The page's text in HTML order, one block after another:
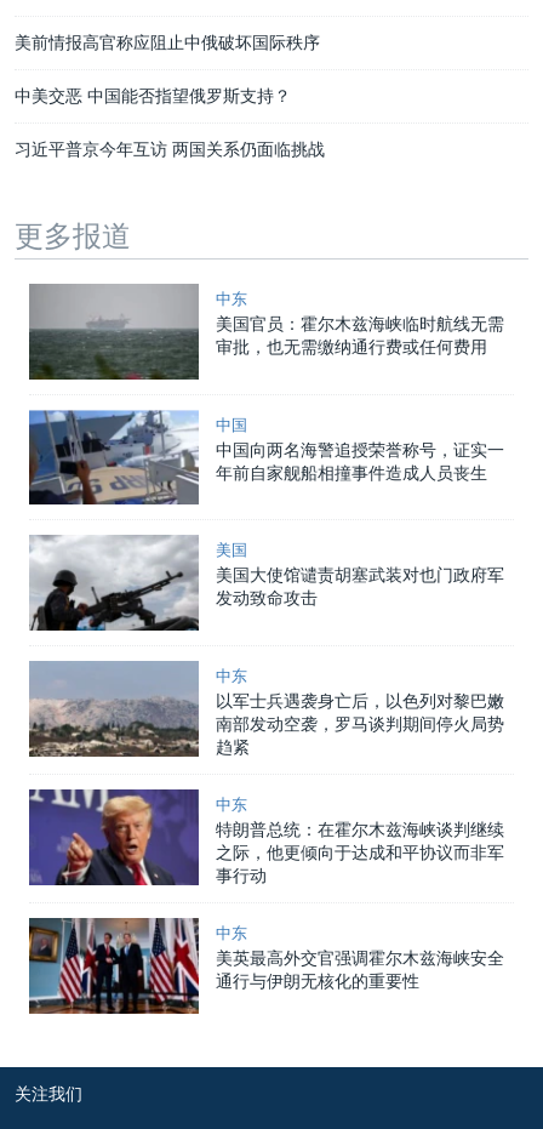
美前情报高官称应阻止中俄破坏国际秩序
中美交恶 中国能否指望俄罗斯支持？
习近平普京今年互访 两国关系仍面临挑战
更多报道
中东
美国官员：霍尔木兹海峡临时航线无需
审批，也无需缴纳通行费或任何费用
中国
中国向两名海警追授荣誉称号，证实一
年前自家舰船相撞事件造成人员丧生
美国
美国大使馆谴责胡塞武装对也门政府军
发动致命攻击
中东
以军士兵遇袭身亡后，以色列对黎巴嫩
南部发动空袭，罗马谈判期间停火局势
趋紧
中东
特朗普总统：在霍尔木兹海峡谈判继续
之际，他更倾向于达成和平协议而非军
事行动
中东
美英最高外交官强调霍尔木兹海峡安全
通行与伊朗无核化的重要性
关注我们